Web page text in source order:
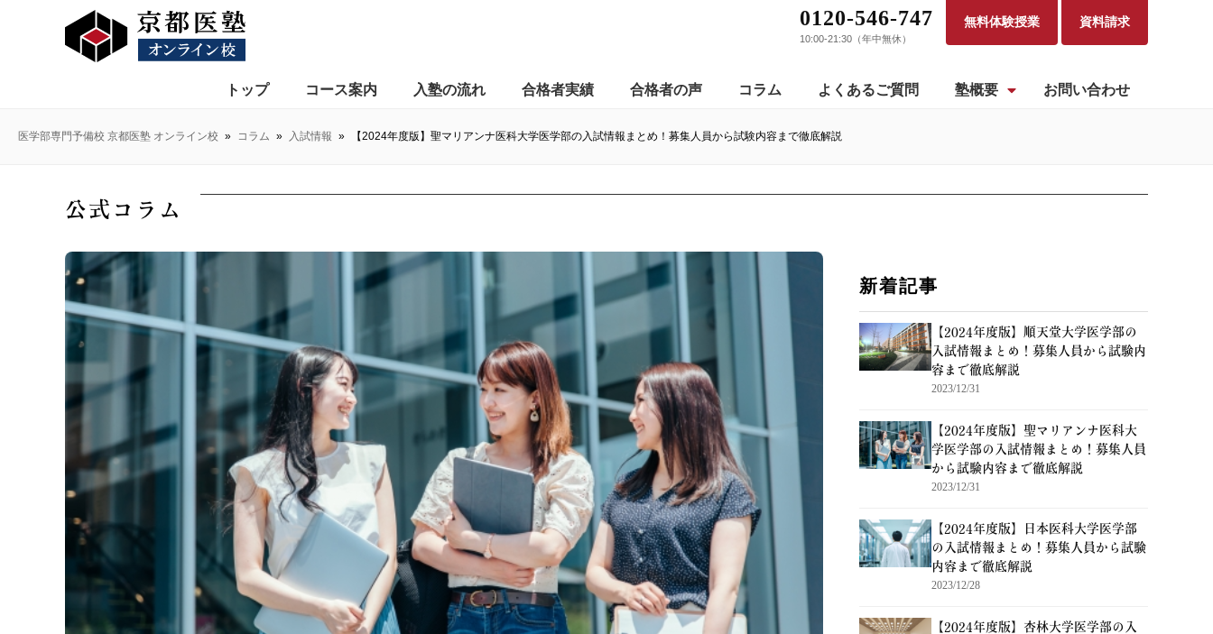
トップ コース案内 入塾の流れ 合格者実績 合格者の声 コラム よくあるご質問 塾概要 お問い合わせ
0120-546-747
10:00-21:30（年中無休）
無料体験授業 資料請求
医学部専門予備校 京都医塾 オンライン校 » コラム » 入試情報 » 【2024年度版】聖マリアンナ医科大学医学部の入試情報まとめ！募集人員から試験内容まで徹底解説
公式コラム
新着記事
【2024年度版】順天堂大学医学部の
入試情報まとめ！募集人員から試験内
容まで徹底解説
2023/12/31
【2024年度版】聖マリアンナ医科大
学医学部の入試情報まとめ！募集人員
から試験内容まで徹底解説
2023/12/31
【2024年度版】日本医科大学医学部
の入試情報まとめ！募集人員から試験
内容まで徹底解説
2023/12/28
【2024年度版】杏林大学医学部の入